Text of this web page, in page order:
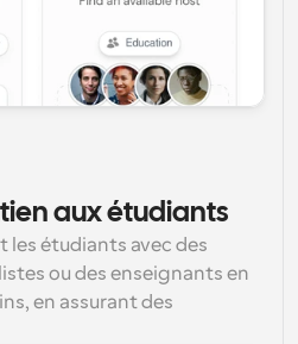
aux étudiants
étudiants avec des
ou des enseignants en
en assurant des